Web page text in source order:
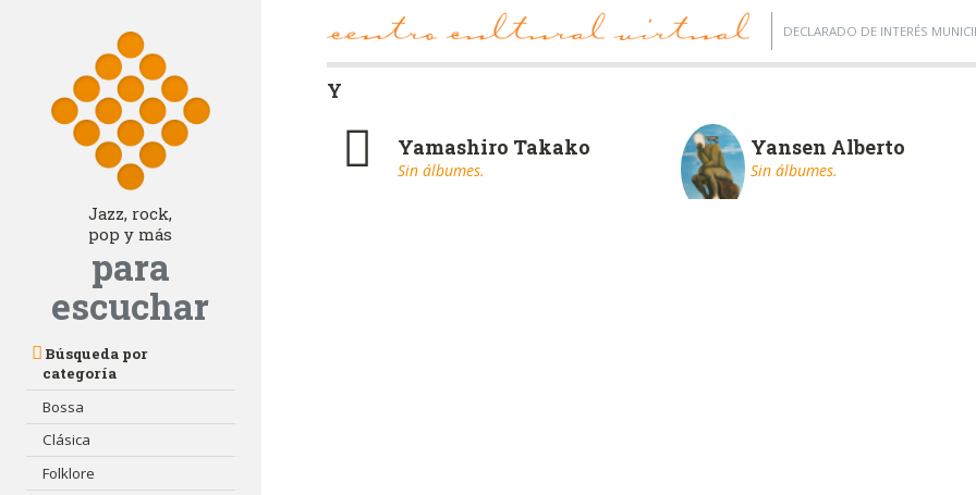
Jazz, rock,
pop y más
para
escuchar
Búsqueda por
categoría
Bossa
Clásica
Folklore
DECLARADO DE INTERÉS
Y
Yamashiro Takako
Sin álbumes.
Yansen Alberto
Sin álbumes.